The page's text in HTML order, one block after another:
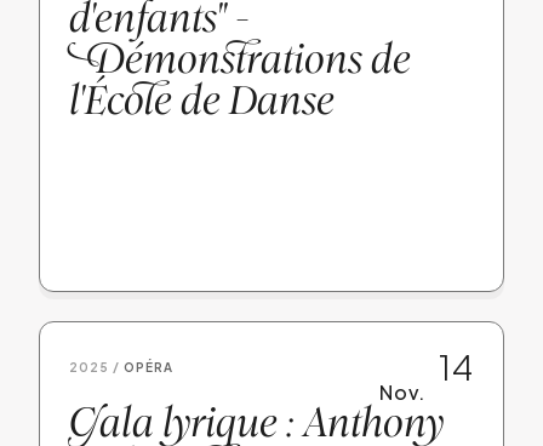
d'enfants" -
Démonstrations de
l'École de Danse
2025 / OPÉRA 14
Nov.
Gala lyrique : Anthony